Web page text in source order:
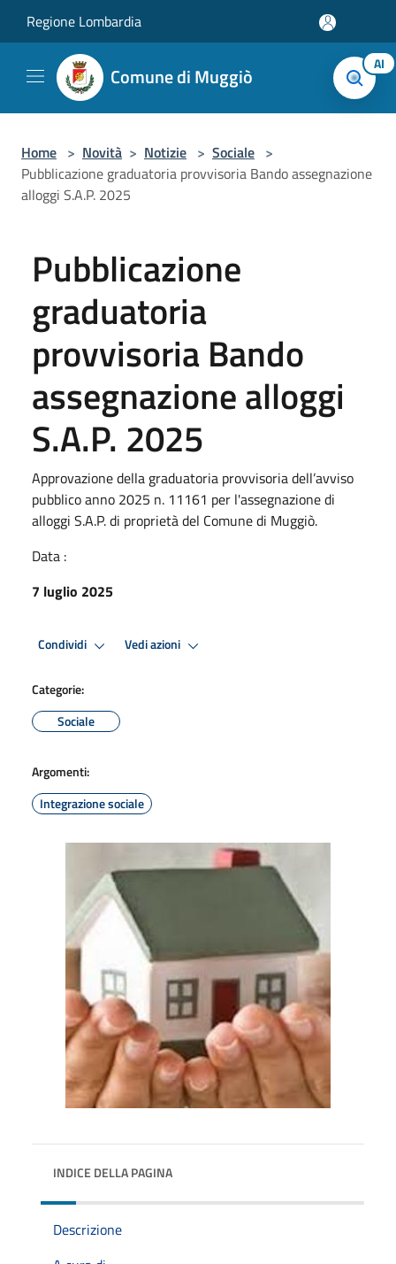
Regione Lombardia
Comune di Muggiò AI
Home > Novità > Notizie > Sociale >
Pubblicazione graduatoria provvisoria Bando assegnazione
alloggi S.A.P. 2025
Pubblicazione
graduatoria
provvisoria Bando
assegnazione alloggi
S.A.P. 2025
Approvazione della graduatoria provvisoria dell’avviso
pubblico anno 2025 n. 11161 per l'assegnazione di
alloggi S.A.P. di proprietà del Comune di Muggiò.
Data :
7 luglio 2025
Condividi Vedi azioni
Categorie:
Sociale
Argomenti:
Integrazione sociale
INDICE DELLA PAGINA
Descrizione